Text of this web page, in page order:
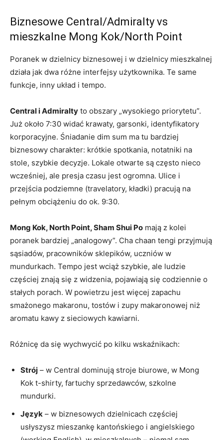
Biznesowe Central/Admiralty vs
mieszkalne Mong Kok/North Point
Poranek w dzielnicy biznesowej i w dzielnicy mieszkalnej
działa jak dwa różne interfejsy użytkownika. Te same
funkcje, inny układ i tempo.
Central i Admiralty to obszary „wysokiego priorytetu”.
Już około 7:30 widać krawaty, garsonki, identyfikatory
korporacyjne. Śniadanie dim sum ma tu bardziej
biznesowy charakter: krótkie spotkania, notatniki na
stole, szybkie decyzje. Lokale otwarte są często nieco
wcześniej, ale presja czasu jest ogromna. Ulice i
przejścia podziemne (travelatory, kładki) pracują na
pełnym obciążeniu do ok. 9:30.
Mong Kok, North Point, Sham Shui Po mają z kolei
poranek bardziej „analogowy”. Cha chaan tengi przyjmują
sąsiadów, pracowników sklepików, uczniów w
mundurkach. Tempo jest wciąż szybkie, ale ludzie
częściej znają się z widzenia, pojawiają się codziennie o
stałych porach. W powietrzu jest więcej zapachu
smażonego makaronu, tostów i zupy makaronowej niż
aromatu kawy z sieciowych kawiarni.
Różnicę da się wychwycić po kilku wskaźnikach:
Strój – w Central dominują stroje biurowe, w Mong
Kok t-shirty, fartuchy sprzedawców, szkolne
mundurki.
Język – w biznesowych dzielnicach częściej
usłyszysz mieszankę kantońskiego i angielskiego